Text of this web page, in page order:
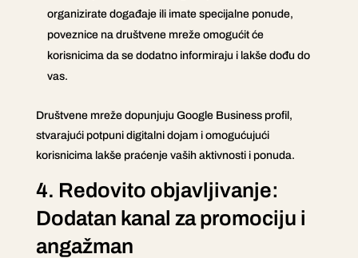
organizirate događaje ili imate specijalne ponude,
poveznice na društvene mreže omogućit će
korisnicima da se dodatno informiraju i lakše dođu do
vas.
Društvene mreže dopunjuju Google Business profil,
stvarajući potpuni digitalni dojam i omogućujući
korisnicima lakše praćenje vaših aktivnosti i ponuda.
4. Redovito objavljivanje:
Dodatan kanal za promociju i
angažman